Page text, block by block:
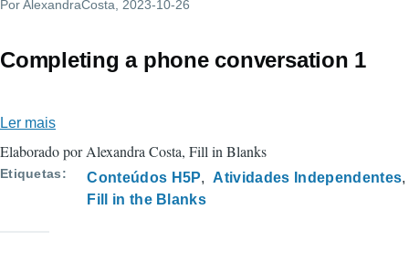
PorAlexandraCosta, 2023-10-26
Completing a phone conversation 1
Ler mais
Completing
a
phone
Elaborado por Alexandra Costa, Fill in Blanks
Etiquetas Conteúdos H5P
Atividades Independentes
Fill in the Blanks